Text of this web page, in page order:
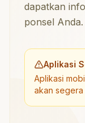
dapatkan
ponsel Anda.
Aplikasi
Aplikasi
akan segera